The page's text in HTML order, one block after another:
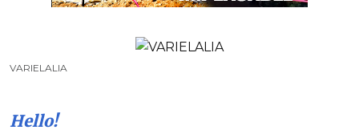
VARIELALIA
Hello!